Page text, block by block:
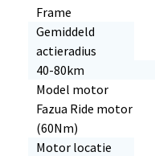
Frame
Gemiddeld
actieradius
40-80km
Model motor
Fazua Ride motor
(60Nm)
Motor locatie